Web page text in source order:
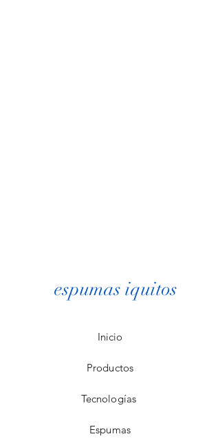
espumas iquitos
Inicio
Productos
Tecnologías
Espumas